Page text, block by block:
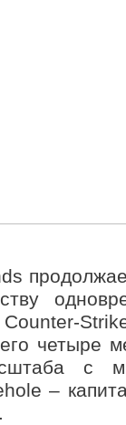
четыре
с
–